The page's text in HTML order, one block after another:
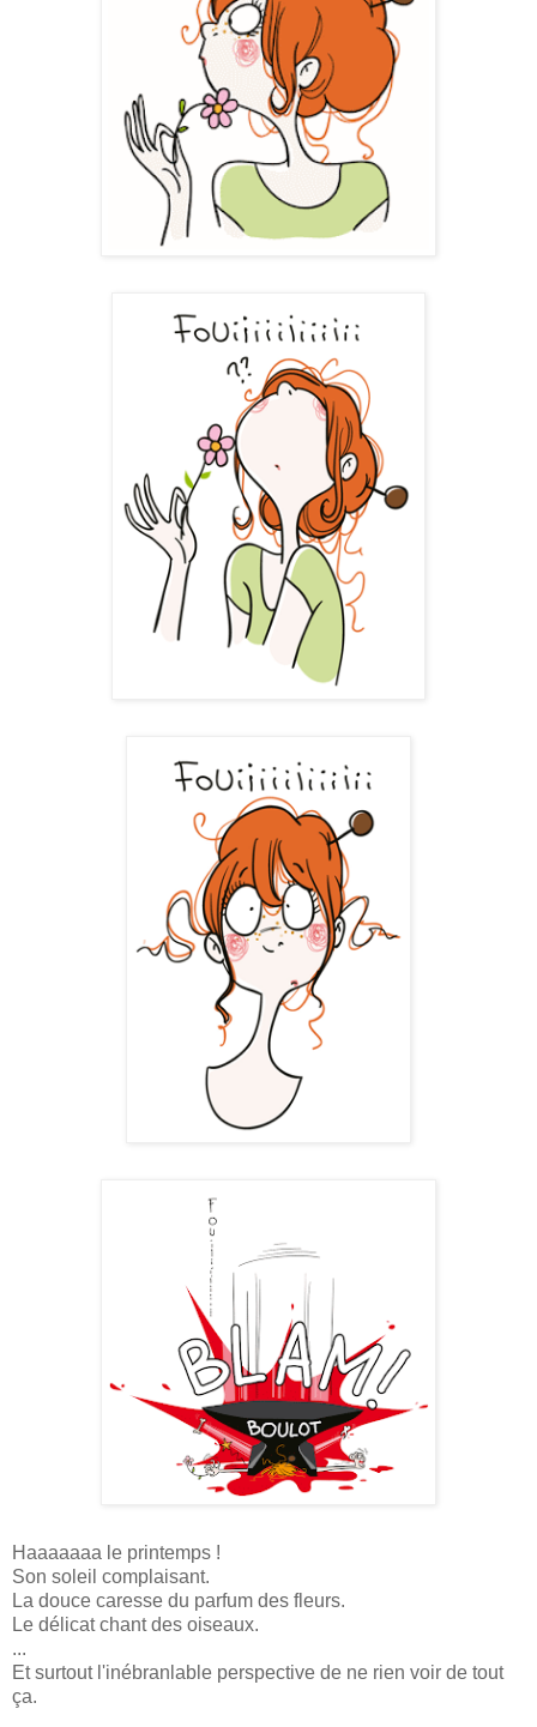
Haaaaaaa le printemps !
Son soleil complaisant.
La douce caresse du parfum des fleurs.
Le délicat chant des oiseaux.
...
Et surtout l'inébranlable perspective de ne rien voir de tout
ça.